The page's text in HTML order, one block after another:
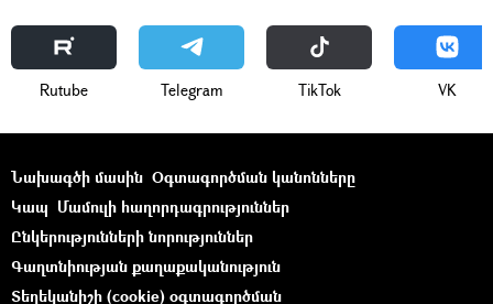
Rutube Telegram ТikТоk VK
Նախագծի մասին Օգտագործման կանոնները
Կապ Մամուլի հաղորդագրություններ
Ընկերությունների նորություններ
Գաղտնիության քաղաքականություն
Տեղեկանիշի (cookie) օգտագործման